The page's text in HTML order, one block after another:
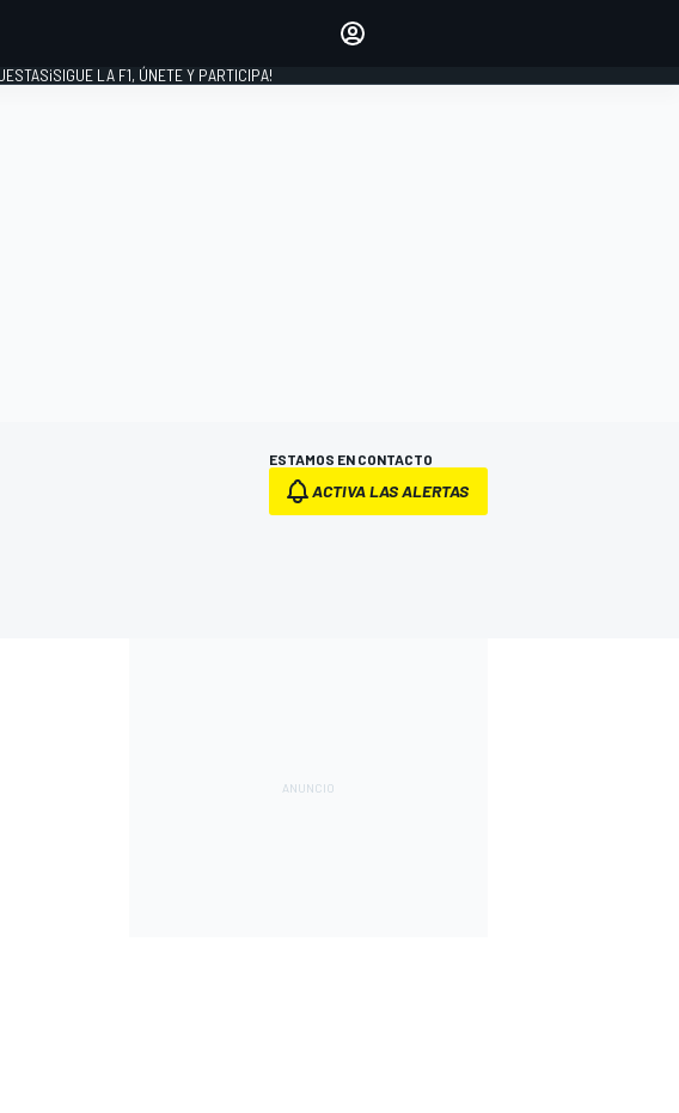
¡SIGUE LA F1, ÚNETE Y PARTICIPA!
ESTAMOS EN CONTACTO
ACTIVA LAS ALERTAS